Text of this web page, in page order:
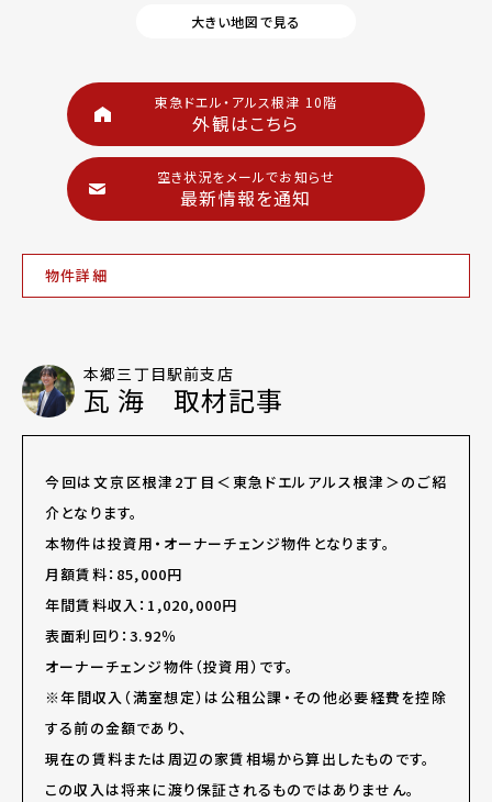
大きい地図で見る
東急ドエル・アルス根津 10階
外観はこちら
空き状況をメールでお知らせ
最新情報を通知
物件詳細
本郷三丁目駅前支店
瓦 海 取材記事
今回は文京区根津2丁目＜東急ドエルアルス根津＞のご紹
介となります。
本物件は投資用・オーナーチェンジ物件となります。
月額賃料：85,000円
年間賃料収入：1,020,000円
表面利回り：3.92％
オーナーチェンジ物件（投資用）です。
※年間収入（満室想定）は公租公課・その他必要経費を控除
する前の金額であり、
現在の賃料または周辺の家賃相場から算出したものです。
この収入は将来に渡り保証されるものではありません。